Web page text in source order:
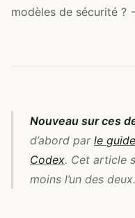
modèles de sécurité ?
Nouveau sur ces
d’abord par le
Codex. Cet article
moins l’un des deux.